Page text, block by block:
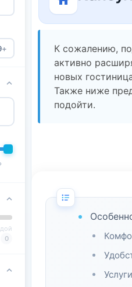
+
0
К сожалению,
активно
новых
Также ниже
подойти.